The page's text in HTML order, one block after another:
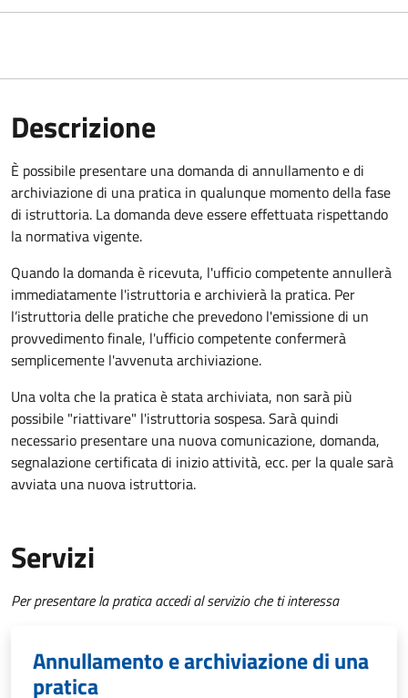
Descrizione
È possibile presentare una domanda di annullamento e di
archiviazione di una pratica in qualunque momento della fase
di istruttoria. La domanda deve essere effettuata rispettando
la normativa vigente.
Quando la domanda è ricevuta, l'ufficio competente annullerà
immediatamente l'istruttoria e archivierà la pratica. Per
l’istruttoria delle pratiche che prevedono l'emissione di un
provvedimento finale, l'ufficio competente confermerà
semplicemente l'avvenuta archiviazione.
Una volta che la pratica è stata archiviata, non sarà più
possibile "riattivare" l'istruttoria sospesa. Sarà quindi
necessario presentare una nuova comunicazione, domanda,
segnalazione certificata di inizio attività, ecc. per la quale sarà
avviata una nuova istruttoria.
Servizi
Per presentare la pratica accedi al servizio che ti interessa
Annullamento e archiviazione di una
pratica